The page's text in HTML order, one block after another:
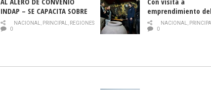
INDAP – SE CAPACITA SOBRE
PLAGA DROSOPHILA SUZUKII
NACIONAL, PRINCIPAL, REGIONES
0
emprendimiento
y llamado al
historia campesina
NACIONAL,
0